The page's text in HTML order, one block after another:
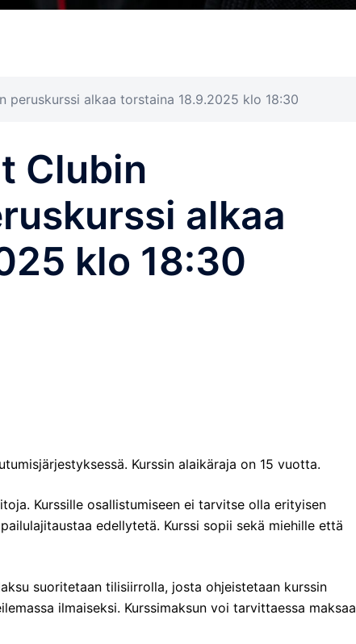
peruskurssi alkaa torstaina 18.9.2025 klo 18:30
Clubin
alkaa
klo 18:30
Kurssin alaikäraja on 15 vuotta.
Kurssille osallistumiseen ei tarvitse olla erityisen
edellytetä. Kurssi sopii sekä miehille että
suoritetaan tilisiirrolla, josta ohjeistetaan kurssin
ilmaiseksi. Kurssimaksun voi tarvittaessa maksaa